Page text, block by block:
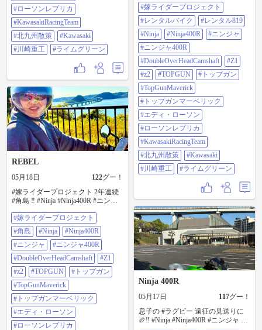
#ローソンレプリカ
#KawasakiRacingTeam
#北九州散策
#Kawasaki
#川崎重工
#ライムグリーン
ジャ400R #DoubleOverHeadCamshaft
#Z1 #z2 #TOPGUN #トップガン
#TopGunMaverick #トップガンマー
ベリック #エディ・ローソン #ロー
ソンレプリカ #KawasakiRacingTeam
#北九州散策 #Kawasaki #川崎重工 #
ライムグリーン
#嫁ライダープロジェクト
#レンタルバイク
#レンタル819
#Ninja
#Ninja400R
#ニンジャ
#ニンジャ400R
#DoubleOverHeadCamshaft
#Z1
#z2
#TOPGUN
#トップガン
#TopGunMaverick
#トップガンマーベリック
#エディ・ローソン
#ローソンレプリカ
#KawasakiRacingTeam
#北九州散策
#Kawasaki
#川崎重工
#ライムグリーン
REBEL
05月18日 122グー！
#嫁ライダープロジェクト 2年連続
#角島 ‼️ #Ninja #Ninja400R #ニンジ
#DoubleOverHeadCamshaft #Z1 #z2
#TOPGUN #トップガン
#TopGunMaverick #トップガンマー
ベリック #エディ・ローソン #ロー
ソンレプリカ #KawasakiRacingTeam
#北九州散策 #Kawasaki #川崎重工 #
ライムグリーン
#嫁ライダープロジェクト
#角島
#Ninja
#Ninja400R
#ニンジャ
#ニンジャ400R
#DoubleOverHeadCamshaft
#Z1
#z2
#TOPGUN
#トップガン
#TopGunMaverick
#トップガンマーベリック
#エディ・ローソン
#ローソンレプリカ
Ninja 400R
05月17日 117グー！
息子の #ラグビー 遠征の見送りに
🏉‼️ #Ninja #Ninja400R #ニンジャ #